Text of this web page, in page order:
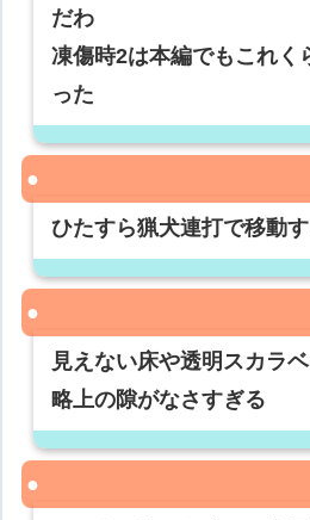
だわ
凍傷時2は本編でもこれく
った
ひたすら猟犬連打で移動
見えない床や透明スカラ
略上の隙がなさすぎる